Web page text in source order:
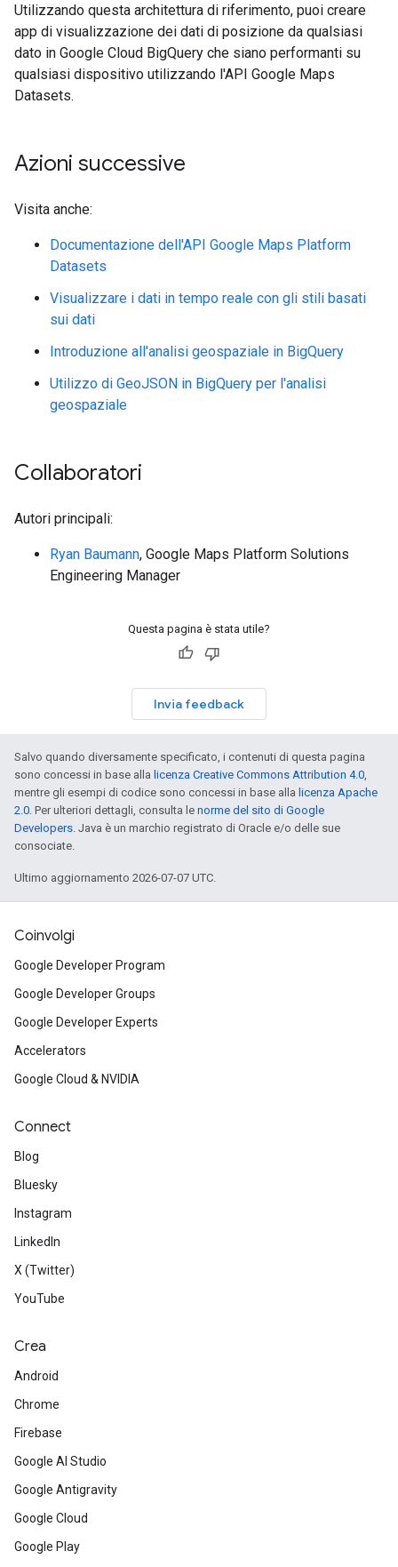
Utilizzando questa architettura di riferimento, puoi creare
app di visualizzazione dei dati di posizione da qualsiasi
dato in Google Cloud BigQuery che siano performanti su
qualsiasi dispositivo utilizzando l'API Google Maps
Datasets.
Azioni successive
Visita anche:
Documentazione dell'API Google Maps Platform
Datasets
Visualizzare i dati in tempo reale con gli stili basati
sui dati
Introduzione all'analisi geospaziale in BigQuery
Utilizzo di GeoJSON in BigQuery per l'analisi
geospaziale
Collaboratori
Autori principali:
Ryan Baumann, Google Maps Platform Solutions
Engineering Manager
Questa pagina è stata utile?
Invia feedback
Salvo quando diversamente specificato, i contenuti di questa pagina
sono concessi in base alla licenza Creative Commons Attribution 4.0
mentre gli esempi di codice sono concessi in base alla licenza Apache
2.0 . Per ulteriori dettagli, consulta le norme del sito di Google
Developers . Java è un marchio registrato di Oracle e/o delle sue
consociate.
Ultimo aggiornamento 2026-07-07 UTC.
Coinvolgi
Google Developer Program
Google Developer Groups
Google Developer Experts
Accelerators
Google Cloud & NVIDIA
Connect
Blog
Bluesky
Instagram
LinkedIn
X (Twitter)
YouTube
Crea
Android
Chrome
Firebase
Google AI Studio
Google Antigravity
Google Cloud
Google Play